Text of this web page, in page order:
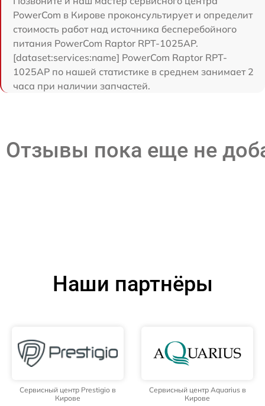
PowerCom в Кирове проконсультирует и определит
стоимость работ над источника бесперебойного
питания PowerCom Raptor RPT-1025AP.
[dataset:services:name] PowerCom Raptor RPT-
1025AP по нашей статистике в среднем занимает 2
часа при наличии запчастей.
Отзывы пока еще не
Наши партнёры
Сервисный центр Prestigio в
Кирове
Сервисный центр Aquarius в
Кирове